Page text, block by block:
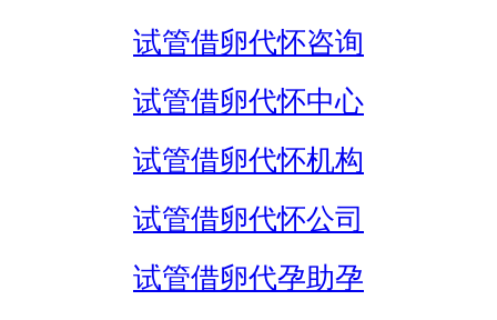
试管借卵代怀咨询
试管借卵代怀中心
试管借卵代怀机构
试管借卵代怀公司
试管借卵代孕助孕